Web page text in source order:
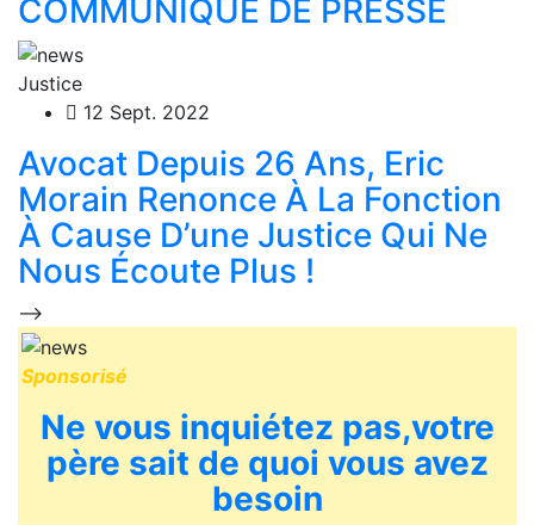
COMMUNIQUÉ DE PRESSE
Justice
12 Sept. 2022
Avocat Depuis 26 Ans, Eric
Morain Renonce À La Fonction
À Cause D’une Justice Qui Ne
Nous Écoute Plus !
-->
Sponsorisé
Ne vous inquiétez pas,votre
père sait de quoi vous avez
besoin